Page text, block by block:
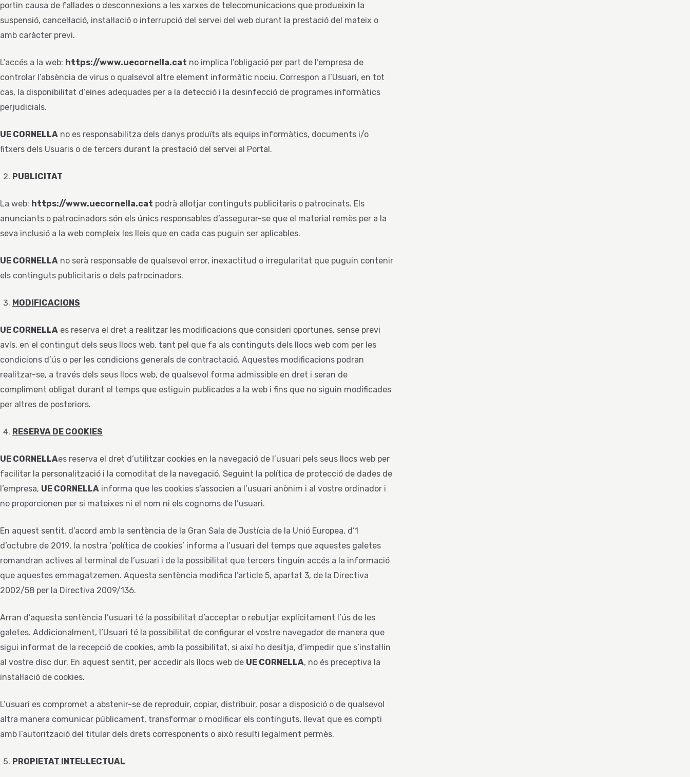
portin causa de fallades o desconnexions a les xarxes de telecomunicacions que produeixin la
suspensió, cancel·lació, instal·lació o interrupció del servei del web durant la prestació del mateix o
amb caràcter previ.
L’accés a la web: https://www.uecornella.cat no implica l’obligació per part de l’empresa de
controlar l’absència de virus o qualsevol altre element informàtic nociu. Correspon a l’Usuari, en tot
cas, la disponibilitat d’eines adequades per a la detecció i la desinfecció de programes informàtics
perjudicials.
UE CORNELLA no es responsabilitza dels danys produïts als equips informàtics, documents i/o
fitxers dels Usuaris o de tercers durant la prestació del servei al Portal.
PUBLICITAT
La web: https://www.uecornella.cat podrà allotjar continguts publicitaris o patrocinats. Els
anunciants o patrocinadors són els únics responsables d’assegurar-se que el material remès per a la
seva inclusió a la web compleix les lleis que en cada cas puguin ser aplicables.
UE CORNELLA no serà responsable de qualsevol error, inexactitud o irregularitat que puguin contenir
els continguts publicitaris o dels patrocinadors.
MODIFICACIONS
UE CORNELLA es reserva el dret a realitzar les modificacions que consideri oportunes, sense previ
avís, en el contingut dels seus llocs web, tant pel que fa als continguts dels llocs web com per les
condicions d’ús o per les condicions generals de contractació. Aquestes modificacions podran
realitzar-se, a través dels seus llocs web, de qualsevol forma admissible en dret i seran de
compliment obligat durant el temps que estiguin publicades a la web i fins que no siguin modificades
per altres de posteriors.
RESERVA DE COOKIES
UE CORNELLAes reserva el dret d’utilitzar cookies en la navegació de l’usuari pels seus llocs web per
facilitar la personalització i la comoditat de la navegació. Seguint la política de protecció de dades de
l’empresa, UE CORNELLA informa que les cookies s’associen a l’usuari anònim i al vostre ordinador i
no proporcionen per si mateixes ni el nom ni els cognoms de l’usuari.
En aquest sentit, d’acord amb la sentència de la Gran Sala de Justícia de la Unió Europea, d’1
d’octubre de 2019, la nostra ‘política de cookies’ informa a l’usuari del temps que aquestes galetes
romandran actives al terminal de l’usuari i de la possibilitat que tercers tinguin accés a la informació
que aquestes emmagatzemen. Aquesta sentència modifica l’article 5, apartat 3, de la Directiva
2002/58 per la Directiva 2009/136.
Arran d’aquesta sentència l’usuari té la possibilitat d’acceptar o rebutjar explícitament l’ús de les
galetes. Addicionalment, l’Usuari té la possibilitat de configurar el vostre navegador de manera que
sigui informat de la recepció de cookies, amb la possibilitat, si així ho desitja, d’impedir que s’instal·lin
al vostre disc dur. En aquest sentit, per accedir als llocs web de UE CORNELLA, no és preceptiva la
instal·lació de cookies.
L’usuari es compromet a abstenir-se de reproduir, copiar, distribuir, posar a disposició o de qualsevol
altra manera comunicar públicament, transformar o modificar els continguts, llevat que es compti
amb l’autorització del titular dels drets corresponents o això resulti legalment permès.
PROPIETAT INTEL·LECTUAL